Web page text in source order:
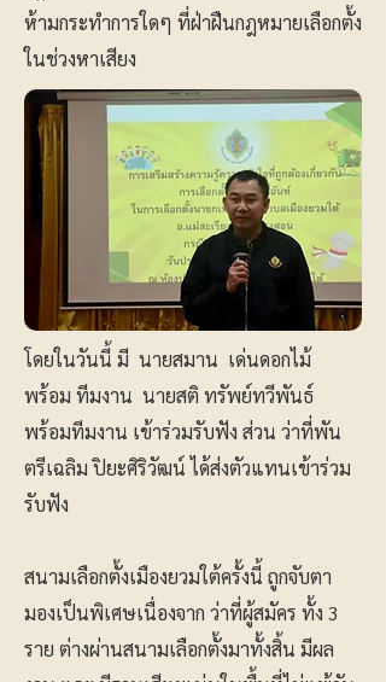
ห้ามกระทำการใดๆ ที่ฝ่าฝืนกฎหมายเลือกตั้ง
ในช่วงหาเสียง
โดยในวันนี้ มี นายสมาน เด่นดอกไม้
พร้อม ทีมงาน นายสติ ทรัพย์ทวีพันธ์
พร้อมทีมงาน เข้าร่วมรับฟัง ส่วน ว่าที่พัน
ตรีเฉลิม ปิยะศิริวัฒน์ ได้ส่งตัวแทนเข้าร่วม
รับฟัง
สนามเลือกตั้งเมืองยวมใต้ครั้งนี้ ถูกจับตา
มองเป็นพิเศษเนื่องจาก ว่าที่ผู้สมัคร ทั้ง 3
ราย ต่างผ่านสนามเลือกตั้งมาทั้งสิ้น มีผล